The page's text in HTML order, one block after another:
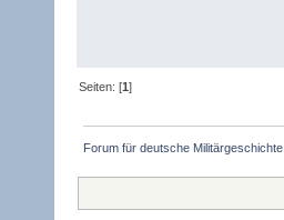
Seiten: [1]
Forum für deutsche Militärgeschichte